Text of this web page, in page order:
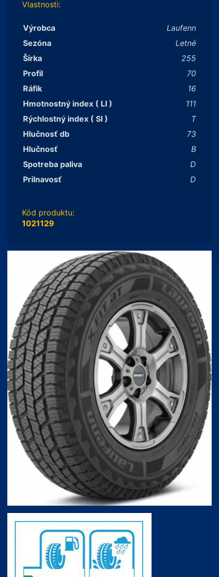
Vlastnosti:
Výrobca
Laufenn
Sezóna
Letné
Šírka
255
Profil
70
Ráfik
16
Hmotnostný index ( LI )
111
Rýchlostný index ( SI )
T
Hlučnosť db
73
Hlučnosť
B
Spotreba paliva
D
Prilnavosť
D
Kód produktu:
1021129